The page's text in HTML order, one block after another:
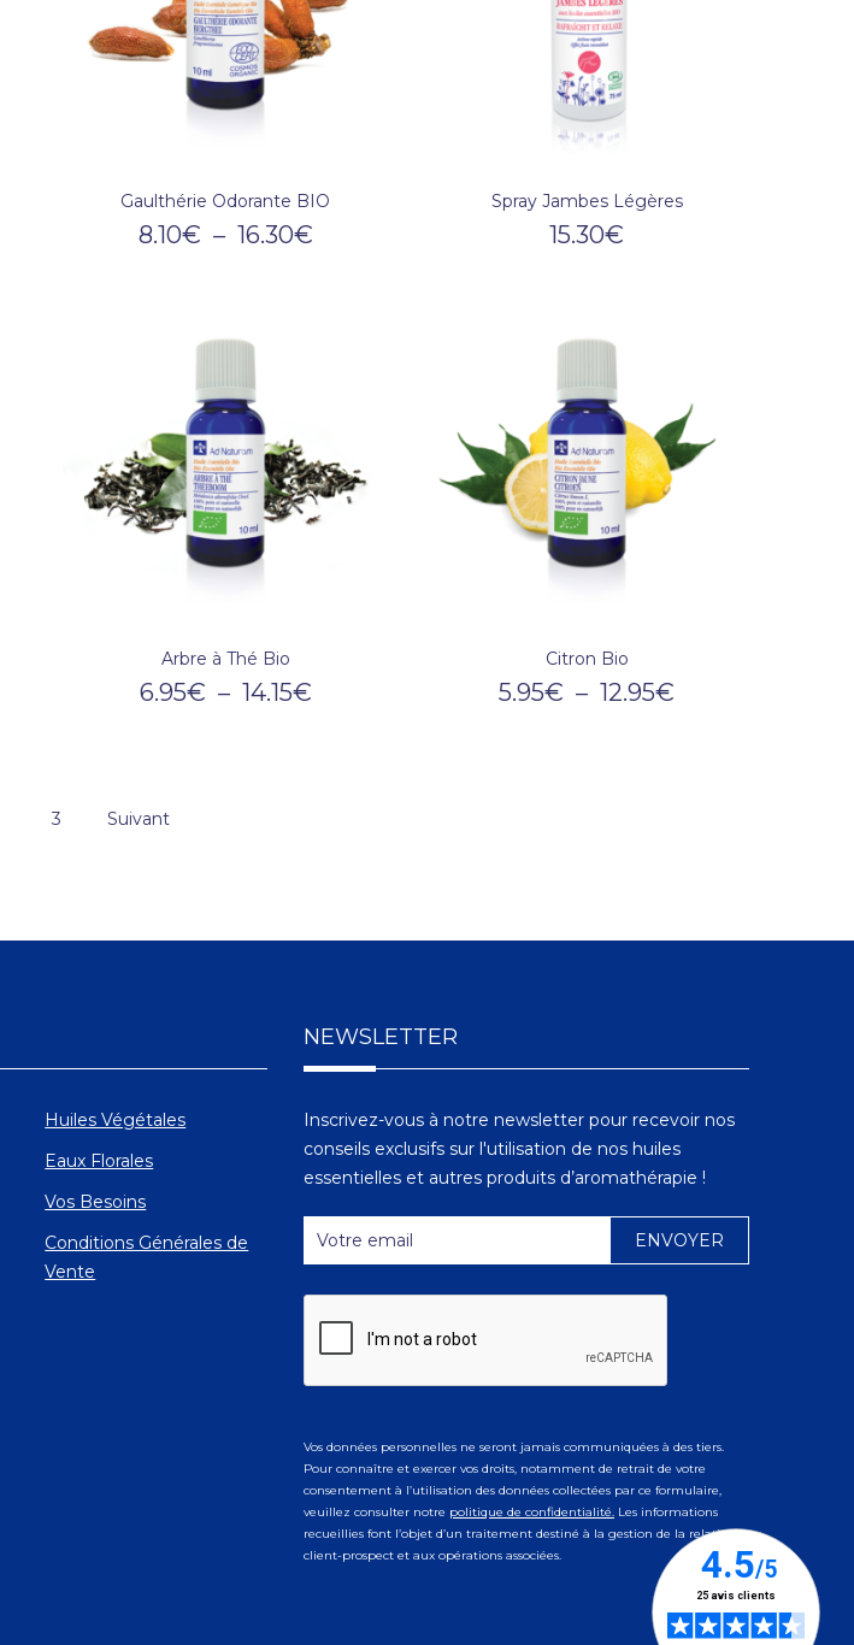
Gaulthérie Odorante BIO
8.10€ – 16.30€
Spray Jambes Légères
15.30€
Arbre à Thé Bio
6.95€ – 14.15€
Citron Bio
5.95€ – 12.95€
3 Suivant
Huiles Végétales
Eaux Florales
Vos Besoins
Conditions Générales de
Vente
NEWSLETTER
Inscrivez-vous à notre newsletter pour recevoir nos
conseils exclusifs sur l'utilisation de nos huiles
essentielles et autres produits d’aromathérapie !
Vos données personnelles ne seront jamais communiquées à des tiers.
Pour connaître et exercer vos droits, notamment de retrait de votre
consentement à l’utilisation des données collectées par ce formulaire,
veuillez consulter notre politique de confidentialité.Les informations
recueillies font l’objet d’un traitement destiné à la gestion de la relation
client-prospect et aux opérations associées.